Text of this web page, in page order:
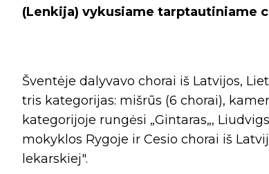
(Lenkija) vykusiame tarptautiniame
Šventėje dalyvavo chorai iš Latvijos,
tris kategorijas: mišrūs (6 chorai),
kategorijoje rungėsi „Gintaras„,
mokyklos Rygoje ir Cesio chorai iš
lekarskiej".